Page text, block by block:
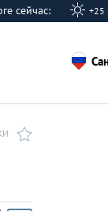
сейчас: +25